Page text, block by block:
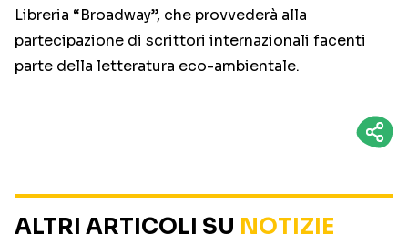
Libreria “Broadway”, che provvederà alla
partecipazione di scrittori internazionali facenti
parte della letteratura eco-ambientale.
ALTRI ARTICOLI SU NOTIZIE